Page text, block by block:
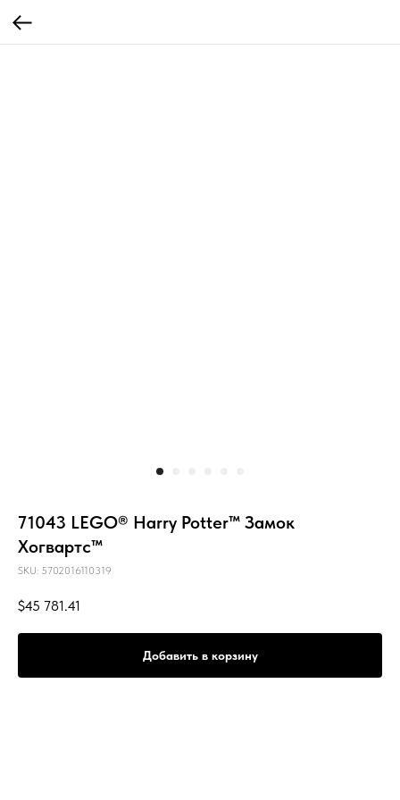
71043 LEGO® Harry Potter™ Замок
Хогвартс™
SKU: 5702016110319
$45 781.41
Добавить в корзину